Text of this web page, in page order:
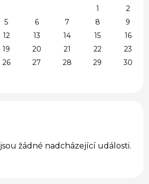
1
2
5 6 7 8
9
12 13 14 15
16
19 20 21 22
23
26 27 28 29
30
žádné nadcházející události.